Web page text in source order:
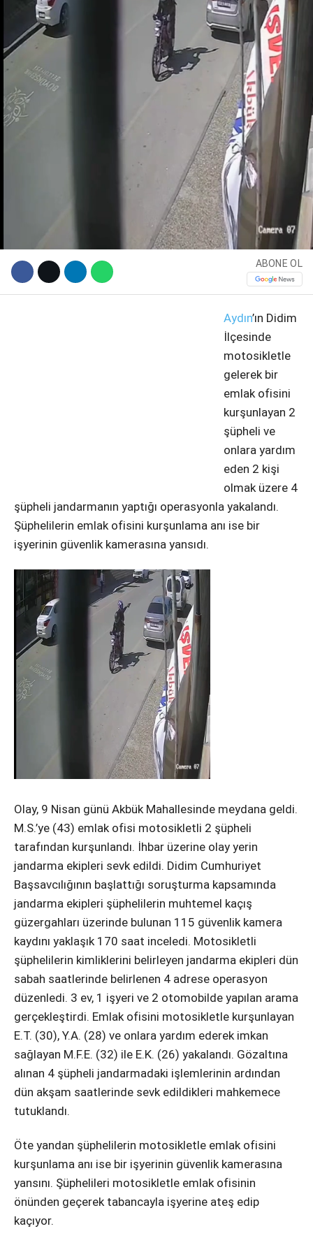
WhatsApp İhbar Hattı
Instagram
Youtube
ABONE OL
Aydın’ın Didim
İlçesinde
motosikletle
gelerek bir
emlak ofisini
kurşunlayan 2
şüpheli ve
onlara yardım
eden 2 kişi
olmak üzere 4
şüpheli jandarmanın yaptığı operasyonla yakalandı.
Şüphelilerin emlak ofisini kurşunlama anı ise bir
işyerinin güvenlik kamerasına yansıdı.
Olay, 9 Nisan günü Akbük Mahallesinde meydana geldi.
M.S.’ye (43) emlak ofisi motosikletli 2 şüpheli
tarafından kurşunlandı. İhbar üzerine olay yerin
jandarma ekipleri sevk edildi. Didim Cumhuriyet
Başsavcılığının başlattığı soruşturma kapsamında
jandarma ekipleri şüphelilerin muhtemel kaçış
güzergahları üzerinde bulunan 115 güvenlik kamera
kaydını yaklaşık 170 saat inceledi. Motosikletli
şüphelilerin kimliklerini belirleyen jandarma ekipleri dün
sabah saatlerinde belirlenen 4 adrese operasyon
düzenledi. 3 ev, 1 işyeri ve 2 otomobilde yapılan arama
gerçekleştirdi. Emlak ofisini motosikletle kurşunlayan
E.T. (30), Y.A. (28) ve onlara yardım ederek imkan
sağlayan M.F.E. (32) ile E.K. (26) yakalandı. Gözaltına
alınan 4 şüpheli jandarmadaki işlemlerinin ardından
dün akşam saatlerinde sevk edildikleri mahkemece
tutuklandı.
Öte yandan şüphelilerin motosikletle emlak ofisini
kurşunlama anı ise bir işyerinin güvenlik kamerasına
yansını. Şüphelileri motosikletle emlak ofisinin
önünden geçerek tabancayla işyerine ateş edip
kaçıyor.